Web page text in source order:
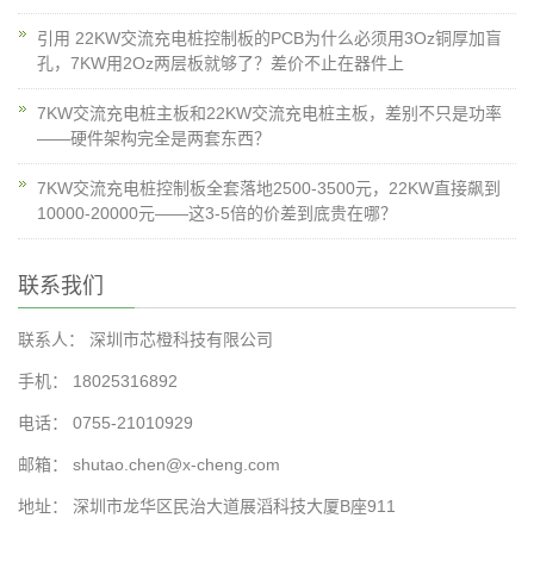
引用 22KW交流充电桩控制板的PCB为什么必须用3Oz铜厚加盲
孔，7KW用2Oz两层板就够了？差价不止在器件上
7KW交流充电桩主板和22KW交流充电桩主板，差别不只是功率
——硬件架构完全是两套东西？
7KW交流充电桩控制板全套落地2500-3500元，22KW直接飙到
10000-20000元——这3-5倍的价差到底贵在哪？
联系我们
联系人： 深圳市芯橙科技有限公司
手机： 18025316892
电话： 0755-21010929
邮箱： shutao.chen@x-cheng.com
地址： 深圳市龙华区民治大道展滔科技大厦B座911